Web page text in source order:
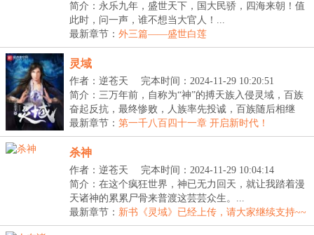
简介：永乐九年，盛世天下，国大民骄，四海来朝！值
此时，问一声，谁不想当大官人！...
最新章节： 外三篇——盛世白莲
灵域
作者：逆苍天
完本时间：2024-11-29 10:20:51
简介：三万年前，自称为“神”的搏天族入侵灵域，百族
奋起反抗，最终惨败，人族率先投诚，百族随后相继
臣...
最新章节： 第一千八百四十一章 开启新时代！
杀神
作者：逆苍天
完本时间：2024-11-29 10:04:14
简介：在这个疯狂世界，神已无力回天，就让我踏着漫
天诸神的累累尸骨来普渡这芸芸众生。...
最新章节： 新书《灵域》已经上传，请大家继续支持~~